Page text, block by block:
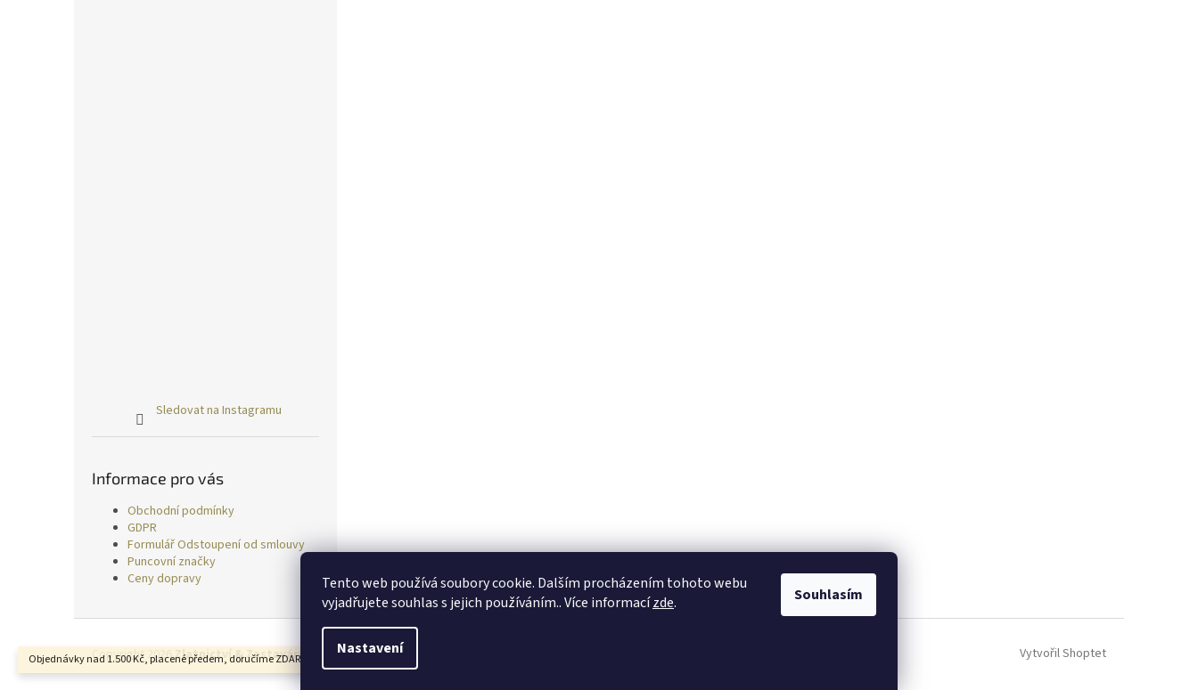
Tento web používá soubory cookie. Dalším procházením tohoto webu
vyjadřujete souhlas s jejich používáním.. Více informacízde.
Nastavení
Souhlasím
Objednávky nad 1.500 Kč, placené předem, doručíme ZDARMA.
Sledovat na Instagramu
Informace pro vás
Obchodní podmínky
GDPR
Formulář Odstoupení od smlouvy
Puncovní značky
Ceny dopravy
Vytvořil Shoptet
Copyright 2026Zlatnictví & Zastavárna TRESS. Všechna práva vyhrazena.